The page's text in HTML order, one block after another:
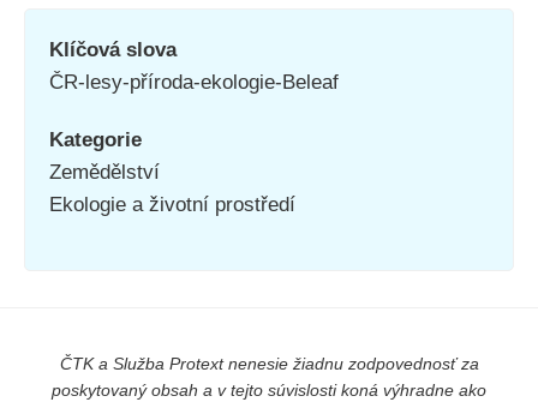
Klíčová slova
ČR-lesy-příroda-ekologie-Beleaf
Kategorie
Zemědělství
Ekologie a životní prostředí
ČTK a Služba Protext nenesie žiadnu zodpovednosť za
poskytovaný obsah a v tejto súvislosti koná výhradne ako